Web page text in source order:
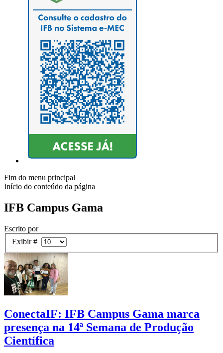
Fim do menu principal
Início do conteúdo da página
IFB Campus Gama
Escrito por
Exibir #
ConectaIF: IFB Campus Gama marca
presença na 14ª Semana de Produção
Científica